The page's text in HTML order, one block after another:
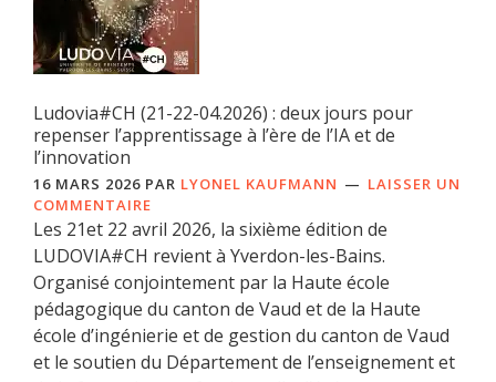
Ludovia#CH (21-22-04.2026) : deux jours pour
repenser l’apprentissage à l’ère de l’IA et de
l’innovation
16 MARS 2026 PAR LYONEL KAUFMANN
LAISSER UN
COMMENTAIRE
Les 21et 22 avril 2026, la sixième édition de
LUDOVIA#CH revient à Yverdon-les-Bains.
Organisé conjointement par la Haute école
pédagogique du canton de Vaud et de la Haute
école d’ingénierie et de gestion du canton de Vaud
et le soutien du Département de l’enseignement et